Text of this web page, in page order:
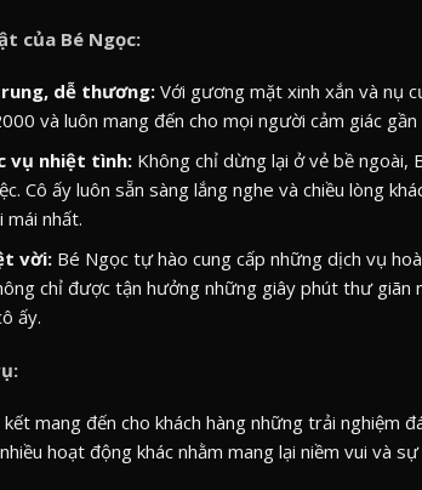
của Bé Ngọc:
dễ thương:Với gương mặt xinh xắn và nụ
và luôn mang đến cho mọi người cảm giác
vụ nhiệt tình:Không chỉ dừng lại ở vẻ bề ngoài,
Cô ấy luôn sẵn sàng lắng nghe và chiều lòng
nhất.
vời:Bé Ngọc tự hào cung cấp những dịch vụ
chỉ được tận hưởng những giây phút thư
ấy.
mang đến cho khách hàng những trải nghiệm
hoạt động khác nhằm mang lại niềm vui và